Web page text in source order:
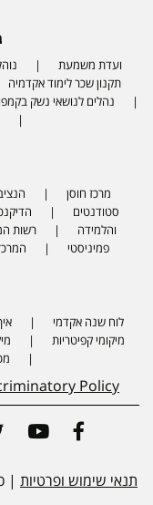
ועדת משמעת
תקנון שכר לימוד אקדמיה
נהלים לנושאי נשק
מרכז חוסן
סטודנטים
והלמידה
רשות
פמיניסטי
לוח שנה אקדמי
מיקומי קפיטריות
Policy
תנאי שימוש ופרטיות |
Facebook